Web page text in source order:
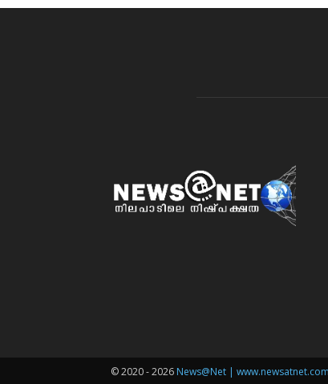
© 2020 - 2026 News@Net | www.newsatnet.com